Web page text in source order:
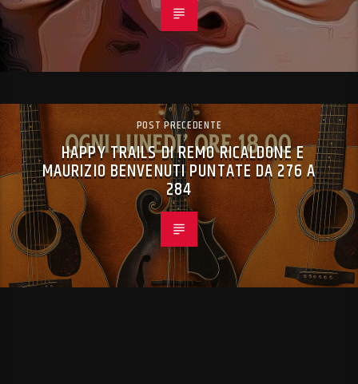
POST PRECEDENTE
HAPPY TRAILS DI REMO RICALDONE E
MAURIZIO BENVENUTI PUNTATE DA 276 A
284